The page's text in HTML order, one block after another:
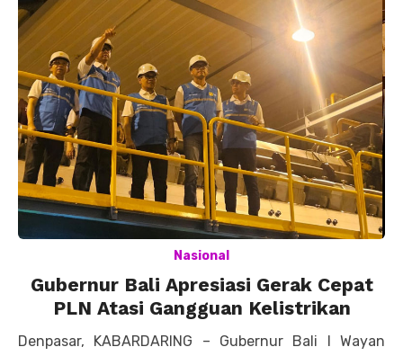
Nasional
Gubernur Bali Apresiasi Gerak Cepat
PLN Atasi Gangguan Kelistrikan
Denpasar, KABARDARING – Gubernur Bali I Wayan